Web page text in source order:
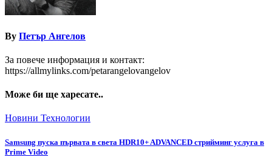
By Петър Ангелов
За повече информация и контакт:
https://allmylinks.com/petarangelovangelov
Може би ще харесате..
Новини Технологии
Samsung пуска първата в света HDR10+ ADVANCED стрийминг услуга в
Prime Video